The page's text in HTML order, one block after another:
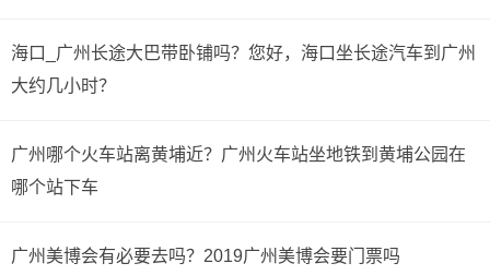
海口_广州长途大巴带卧铺吗？您好，海口坐长途汽车到广州
大约几小时？
广州哪个火车站离黄埔近？广州火车站坐地铁到黄埔公园在
哪个站下车
广州美博会有必要去吗？2019广州美博会要门票吗